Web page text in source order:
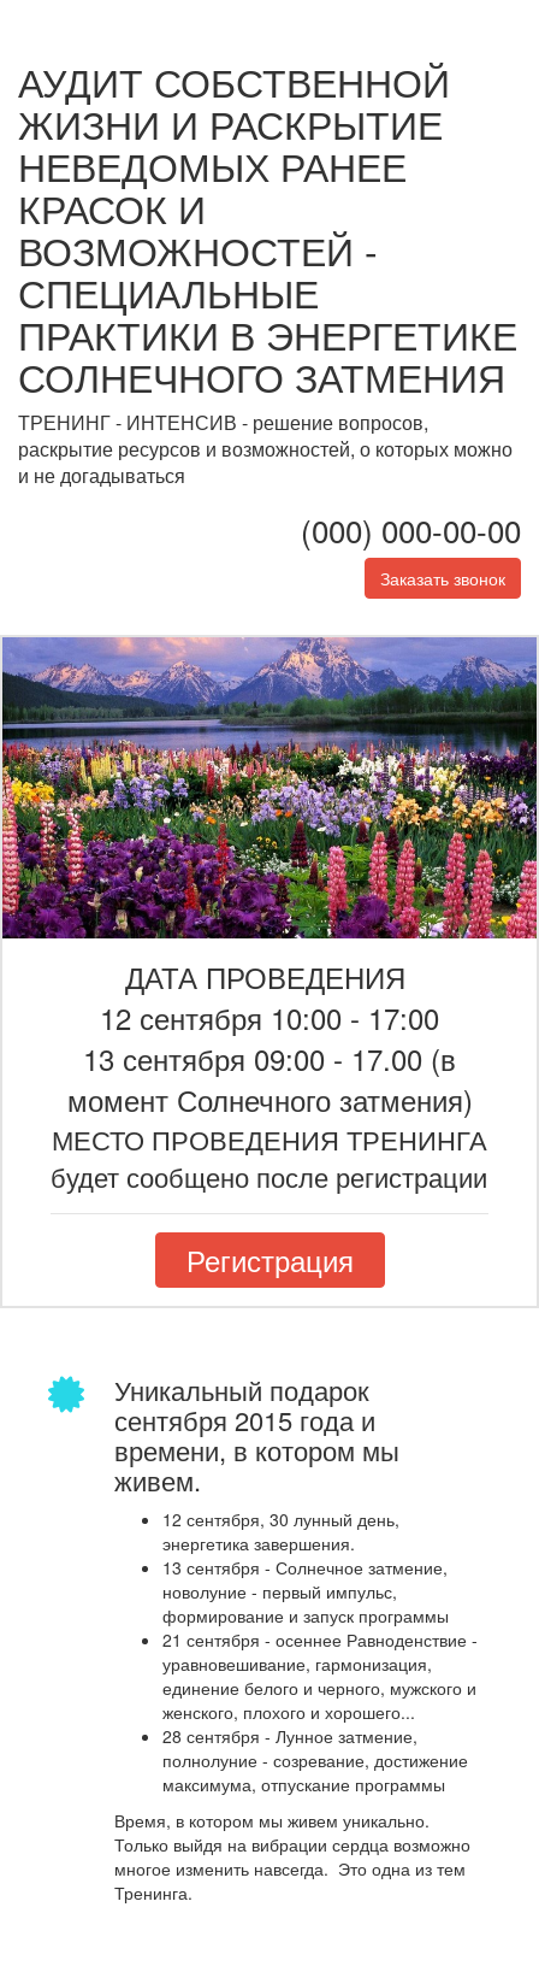
АУДИТ СОБСТВЕННОЙ
ЖИЗНИ И РАСКРЫТИЕ
НЕВЕДОМЫХ РАНЕЕ
КРАСОК И
ВОЗМОЖНОСТЕЙ -
СПЕЦИАЛЬНЫЕ
ПРАКТИКИ В ЭНЕРГЕТИКЕ
СОЛНЕЧНОГО ЗАТМЕНИЯ
ТРЕНИНГ - ИНТЕНСИВ - решение вопросов,
раскрытие ресурсов и возможностей, о которых можно
и не догадываться
(000) 000-00-00
Заказать звонок
ДАТА ПРОВЕДЕНИЯ
12 сентября 10:00 - 17:00
13 сентября 09:00 - 17.00 (в
момент Солнечного затмения)
МЕСТО ПРОВЕДЕНИЯ ТРЕНИНГА
будет сообщено после регистрации
Регистрация
Уникальный подарок
сентября 2015 года и
времени, в котором мы
живем.
12 сентября, 30 лунный день,
энергетика завершения.
13 сентября - Солнечное затмение,
новолуние - первый импульс,
формирование и запуск программы
21 сентября - осеннее Равноденствие -
уравновешивание, гармонизация,
единение белого и черного, мужского и
женского, плохого и хорошего...
28 сентября - Лунное затмение,
полнолуние - созревание, достижение
максимума, отпускание программы
Время, в котором мы живем уникально.
Только выйдя на вибрации сердца возможно
многое изменить навсегда. Это одна из тем
Тренинга.